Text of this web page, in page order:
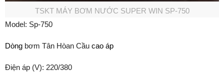
TSKT MÁY BƠM NƯỚC SUPER WIN SP-750
Model: Sp-750
Dòng bơm Tân Hòan Cầu cao áp
Điện áp (V): 220/380